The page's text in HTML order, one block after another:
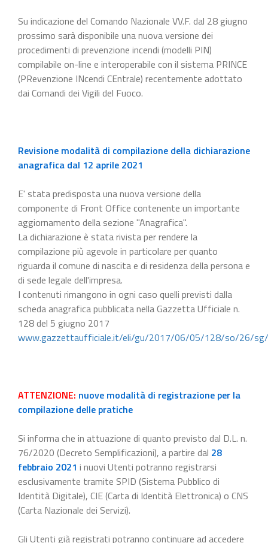
Su indicazione del Comando Nazionale VV.F. dal 28 giugno
prossimo sarà disponibile una nuova versione dei
procedimenti di prevenzione incendi (modelli PIN)
compilabile on-line e interoperabile con il sistema PRINCE
(PRevenzione INcendi CEntrale) recentemente adottato
dai Comandi dei Vigili del Fuoco.
Revisione modalità di compilazione della dichiarazione
anagrafica dal 12 aprile 2021
E' stata predisposta una nuova versione della
componente di Front Office contenente un importante
aggiornamento della sezione "Anagrafica".
La dichiarazione è stata rivista per rendere la
compilazione più agevole in particolare per quanto
riguarda il comune di nascita e di residenza della persona e
di sede legale dell'impresa.
I contenuti rimangono in ogni caso quelli previsti dalla
scheda anagrafica pubblicata nella Gazzetta Ufficiale n.
128 del 5 giugno 2017
www.gazzettaufficiale.it/eli/gu/2017/06/05/128/so/26/
ATTENZIONE: nuove modalità di registrazione per la
compilazione delle pratiche
Si informa che in attuazione di quanto previsto dal D.L. n.
76/2020 (Decreto Semplificazioni), a partire dal 28
febbraio 2021 i nuovi Utenti potranno registrarsi
esclusivamente tramite SPID (Sistema Pubblico di
Identità Digitale), CIE (Carta di Identità Elettronica) o CNS
(Carta Nazionale dei Servizi).
Gli Utenti già registrati potranno continuare ad accedere